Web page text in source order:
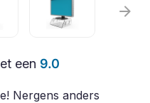
arrow_forward
een 9.0
Nergens anders